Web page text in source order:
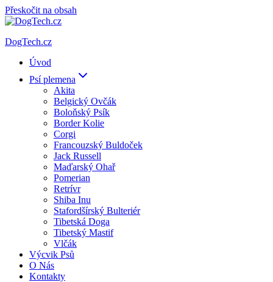
Přeskočit na obsah
DogTech.cz
Úvod
Psí plemena
Akita
Belgický Ovčák
Boloňský Psík
Border Kolie
Corgi
Francouzský Buldoček
Jack Russell
Maďarský Ohař
Pomerian
Retrívr
Shiba Inu
Stafordšírský Bulteriér
Tibetská Doga
Tibetský Mastif
Vlčák
Výcvik Psů
O Nás
Kontakty